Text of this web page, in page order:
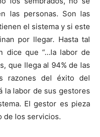
las personas. Son las
el sistema y si este
por llegar. Hasta tal
dice que “…la labor de
que llega al 94% de las
razones del éxito del
la labor de sus gestores
El gestor es pieza
de los servicios.